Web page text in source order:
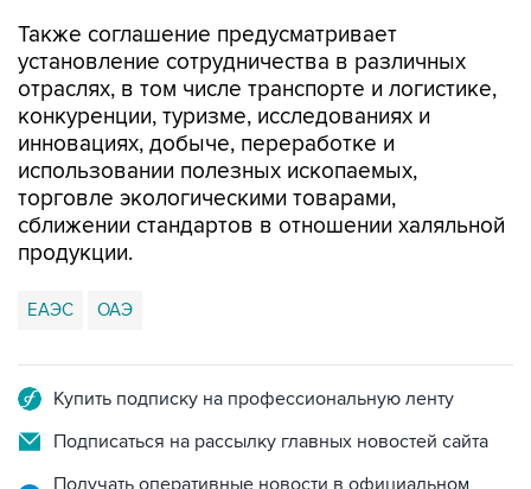
отраслях, в том числе транспорте и логистике,
конкуренции, туризме, исследованиях и
инновациях, добыче, переработке и
использовании полезных ископаемых,
торговле экологическими товарами,
сближении стандартов в отношении халяльной
продукции.
ЕАЭС ОАЭ
Подписаться на рассылку главных новостей сайта
Получать оперативные новости в официальном